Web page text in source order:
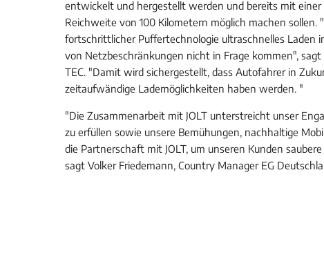
entwickelt und hergestellt werden und bereits mit
Reichweite von 100 Kilometern möglich machen sollen.
fortschrittlicher Puffertechnologie ultraschnelles Laden
von Netzbeschränkungen nicht in Frage kommen",
TEC. "Damit wird sichergestellt, dass Autofahrer in
zeitaufwändige Lademöglichkeiten haben werden. "
"Die Zusammenarbeit mit JOLT unterstreicht unser
zu erfüllen sowie unsere Bemühungen, nachhaltige
die Partnerschaft mit JOLT, um unseren Kunden
sagt Volker Friedemann, Country Manager EG